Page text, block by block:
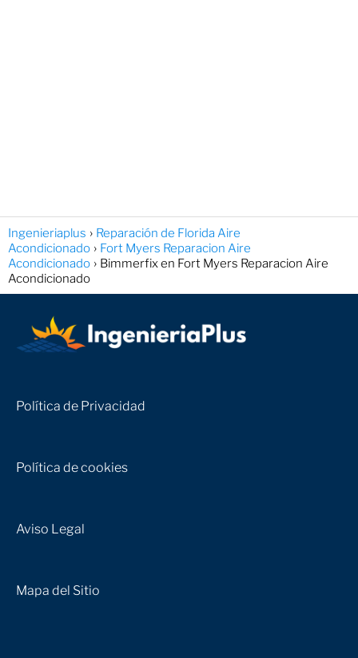
Ingenieriaplus
Reparación de Florida Aire
Acondicionado
Fort Myers Reparacion Aire
Acondicionado
Bimmerfix en Fort Myers Reparacion Aire
Acondicionado
Política de Privacidad
Política de cookies
Aviso Legal
Mapa del Sitio